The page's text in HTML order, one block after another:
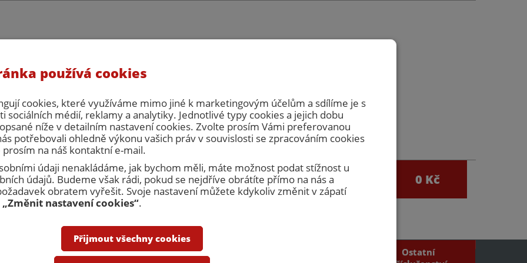
používá cookies
cookies, které využíváme mimo jiné k marketingovým účelům a sdílíme je s
sociálních médií, reklamy a analytiky. Jednotlivé typy cookies a jejich dobu
níže v detailním nastavení cookies. Zvolte prosím Vámi preferovanou
potřebovali ohledně výkonu vašich práv v souvislosti se zpracováním cookies
na náš kontaktní e-mail.
údaji nenakládáme, jak bychom měli, máte možnost podat stížnost u
údajů. Budeme však rádi, pokud se nejdříve obrátíte přímo na nás a
obratem vyřešit. Svoje nastavení můžete kdykoliv změnit v zápatí
„Změnit nastavení cookies“.
Přijmout všechny cookies
servis, s.r.o. celozávodní dovolená. V tuto dobu nebude možné vyzvedávat
zpracování objednávek ani cenových nabídek. Prosím naplánujte si včasnou
že zboží bude expedováno až po celozávodní dovolené.
Přihlásit Registrace 0 Kč
Dveřní zárubně Revizní dvířka
Ostatní